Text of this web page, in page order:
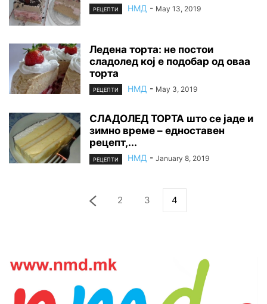
РЕЦЕПТИ НМД - May 13, 2019
Ледена торта: не постои
сладолед кој е подобар од оваа
торта
РЕЦЕПТИ НМД - May 3, 2019
СЛАДОЛЕД ТОРТА што се јаде и
зимно време – едноставен
рецепт,...
РЕЦЕПТИ НМД - January 8, 2019
2 3 4